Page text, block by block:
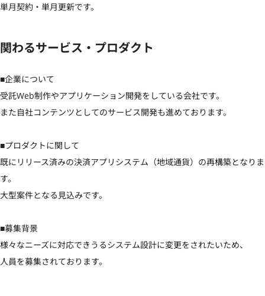
単月契約・単月更新です。
関わるサービス・プロダクト
■企業について
受託Web制作やアプリケーション開発をしている会社です。
また自社コンテンツとしてのサービス開発も進めております。
■プロダクトに関して
既にリリース済みの決済アプリシステム（地域通貨）の再構築となりま
す。
大型案件となる見込みです。
■募集背景
様々なニーズに対応できうるシステム設計に変更をされたいため、
人員を募集されております。